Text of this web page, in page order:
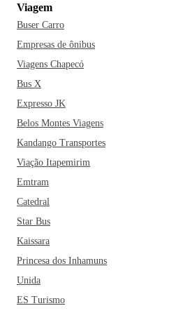
Viagem
Buser Carro
Empresas de ônibus
Viagens Chapecó
Bus X
Expresso JK
Belos Montes Viagens
Kandango Transportes
Viação Itapemirim
Emtram
Catedral
Star Bus
Kaissara
Princesa dos Inhamuns
Unida
ES Turismo